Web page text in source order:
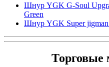
Шнур YGK G-Soul
Green
Шнур YGK Super jigman
Торговые